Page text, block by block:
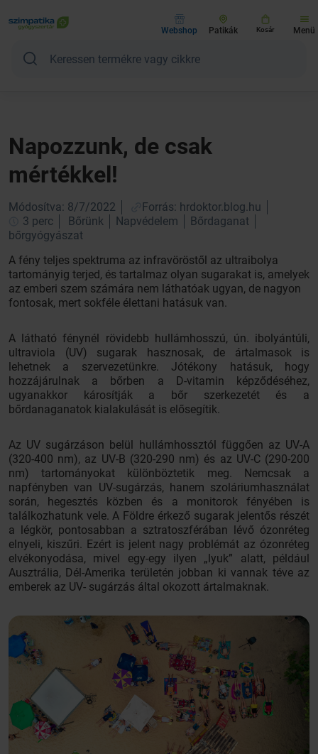
Webshop Patikák Kosár Menü
Napozzunk, de csak
mértékkel!
Módosítva: 8/7/2022
Forrás: hrdoktor.blog.hu
3 perc
Bőrünk Napvédelem
Bőrdaganat
bőrgyógyászat
A fény teljes spektruma az infravöröstől az ultraibolya
tartományig terjed, és tartalmaz olyan sugarakat is, amelyek
az emberi szem számára nem láthatóak ugyan, de nagyon
fontosak, mert sokféle élettani hatásuk van.
A látható fénynél rövidebb hullámhosszú, ún. ibolyántúli,
ultraviola (UV) sugarak hasznosak, de ártalmasok is
lehetnek a szervezetünkre. Jótékony hatásuk, hogy
hozzájárulnak a bőrben a D-vitamin képződéséhez,
ugyanakkor károsítják a bőr szerkezetét és a
bőrdanaganatok kialakulását is elősegítik.
Az UV sugárzáson belül hullámhossztól függően az UV-A
(320-400 nm), az UV-B (320-290 nm) és az UV-C (290-200
nm) tartományokat különböztetik meg. Nemcsak a
napfényben van UV-sugárzás, hanem szoláriumhasználat
során, hegesztés közben és a monitorok fényében is
találkozhatunk vele. A Földre érkező sugarak jelentős részét
a légkör, pontosabban a sztratoszférában lévő ózonréteg
elnyeli, kiszűri. Ezért is jelent nagy problémát az ózonréteg
elvékonyodása, mivel egy-egy ilyen „lyuk” alatt, például
Ausztrália, Dél-Amerika területén jobban ki vannak téve az
emberek az UV- sugárzás által okozott ártalmaknak.